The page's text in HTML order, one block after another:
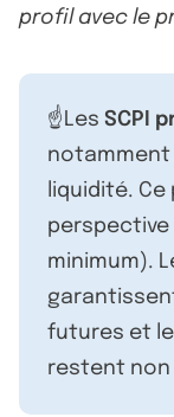
profil avec le
☝️Les SCPI
notamment
liquidité.
perspective
minimum).
futures et
restent non